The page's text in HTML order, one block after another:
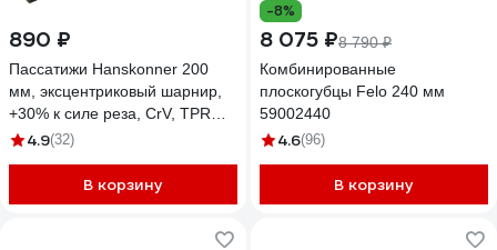
890 ₽
Пассатижи Hanskonner 200
мм, эксцентриковый шарнир,
+30% к силе реза, СrV, TPR
рукоятка HK1020-02-1-200
4.9(32)
В корзину
-8%
8 075 ₽8 790 ₽
Комбинированные
плоскогубцы Felo 240 мм
59002440
4.6(96)
В корзину